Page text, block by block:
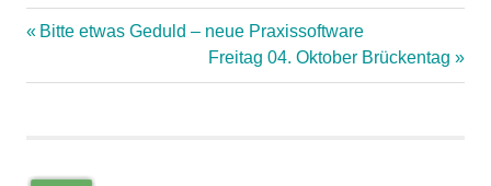
Beitragsnavigation
Vorheriger
Bitte etwas Geduld – neue Praxissoftware
Nächster
Beitrag:
Freitag 04. Oktober Brückentag